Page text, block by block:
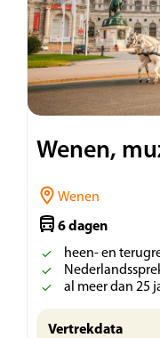
Wenen,
Wenen
6 dagen
heen- en
al meer dan 25
Vertrekdata